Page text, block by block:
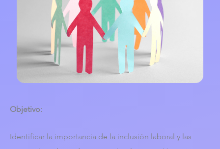
Objetivo:
Identificar la importancia de la inclusión laboral y las